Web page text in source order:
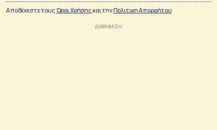
Αποδέχεστε τουςΌροι Χρήσηςκαι τηνΠολιτικη Απορρήτου